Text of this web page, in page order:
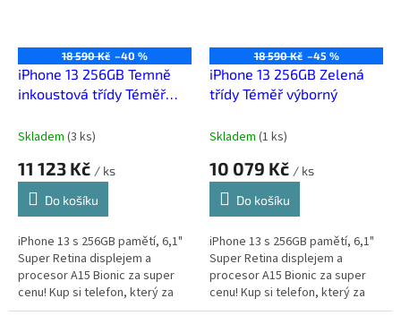
18 590 Kč –40 %
iPhone 13 256GB Temně
inkoustová třídy Téměř
Skladem (3 ks)
11 123 Kč / ks
Do košíku
iPhone 13 s 256GB pamětí, 6,1"
Super Retina displejem a
procesor A15 Bionic za super
cenu! Kup si telefon, který za
málo peněz zahraje spoustu
18 590 Kč –45 %
iPhone 13 256GB Zelená
třídy Téměř výborný
Skladem (1 ks)
10 079 Kč / ks
Do košíku
iPhone 13 s 256GB pamětí, 6,1"
Super Retina displejem a
procesor A15 Bionic za super
cenu! Kup si telefon, který za
málo peněz zahraje spoustu